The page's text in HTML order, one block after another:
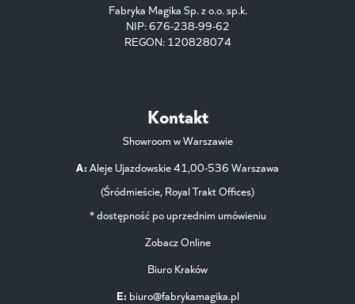
Fabryka Magika Sp. z o.o. sp.k.
NIP: 676-238-99-62
REGON: 120828074
Kontakt
Showroom w Warszawie
A: Aleje Ujazdowskie 41,00-536 Warszawa
(Śródmieście, Royal Trakt Offices)
* dostępność po uprzednim umówieniu
Zobacz Online
Biuro Kraków
E: biuro@fabrykamagika.pl